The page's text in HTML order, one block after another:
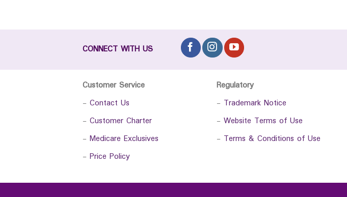
CONNECT WITH US
Customer Service
- Contact Us
- Customer Charter
- Medicare Exclusives
- Price Policy
Regulatory
- Trademark Notice
- Website Terms of Use
- Terms & Conditions of Use